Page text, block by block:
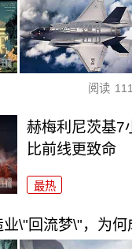
阅读
赫梅利尼茨基7
比前线更致命
最热
\"回流梦\"，为何